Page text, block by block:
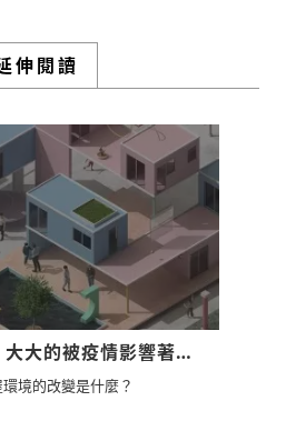
留言
員嚴重不足的問題。這些我
交接
3y
留言
伸閱讀
大的被疫情影響著…
境的改變是什麼？